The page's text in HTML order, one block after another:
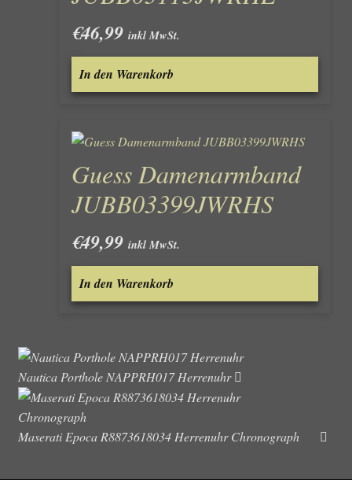
€46,99 inkl MwSt.
In den Warenkorb
Guess Damenarmband
JUBB03399JWRHS
€49,99 inkl MwSt.
In den Warenkorb
Nautica Porthole NAPPRH017 Herrenuhr
Maserati Epoca R8873618034 Herrenuhr Chronograph